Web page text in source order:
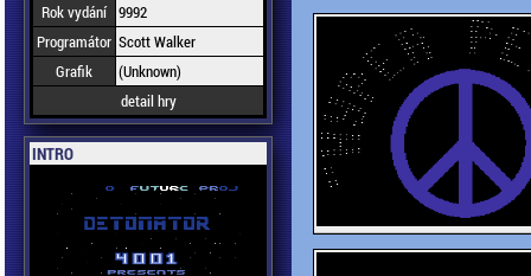
Rok vydání 9992
Programátor Scott Walker
Grafik
(Unknown)
detail hry
INTRO